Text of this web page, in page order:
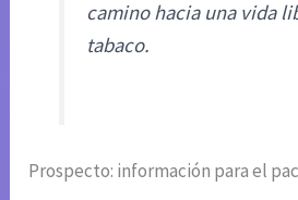
camino hacia una vida
tabaco.
Prospecto: información para el